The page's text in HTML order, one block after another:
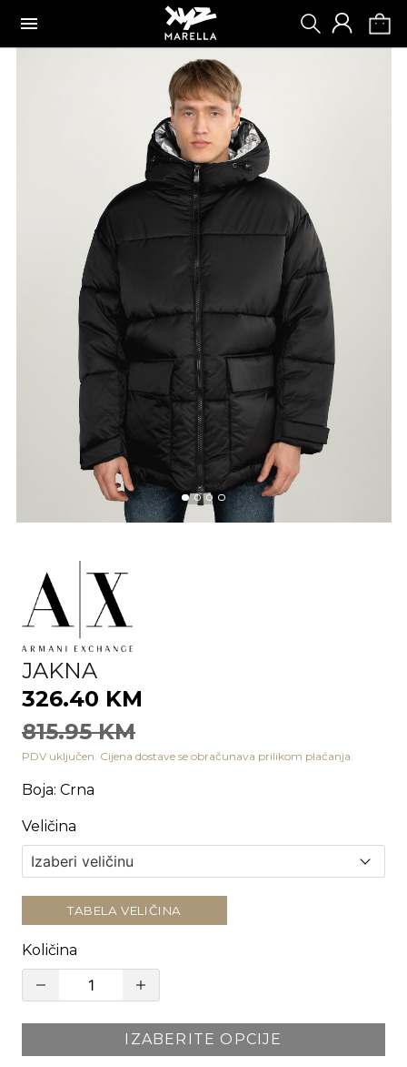
JAKNA
326.40 KM
815.95 KM
PDV uključen. Cijena dostave se obračunava prilikom plaćanja.
Boja: Crna
Veličina
TABELA VELIČINA
Količina
IZABERITE OPCIJE